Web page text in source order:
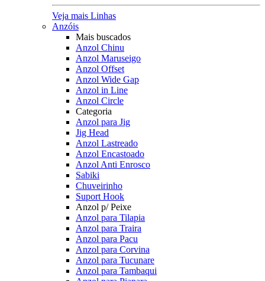
Veja mais Linhas
Anzóis
Mais buscados
Anzol Chinu
Anzol Maruseigo
Anzol Offset
Anzol Wide Gap
Anzol in Line
Anzol Circle
Categoria
Anzol para Jig
Jig Head
Anzol Lastreado
Anzol Encastoado
Anzol Anti Enrosco
Sabiki
Chuveirinho
Suport Hook
Anzol p/ Peixe
Anzol para Tilapia
Anzol para Traira
Anzol para Pacu
Anzol para Corvina
Anzol para Tucunare
Anzol para Tambaqui